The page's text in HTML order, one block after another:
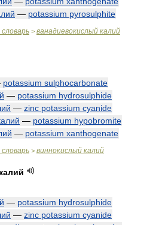
— potassium pyrosulphite
> ванадиевокислый калий
potassium sulphocarbonate
— potassium hydrosulphide
— zinc potassium cyanide
— potassium hypobromite
— potassium xanthogenate
> виннокислый калий
— potassium hydrosulphide
— zinc potassium cyanide